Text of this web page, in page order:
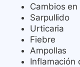
Cambios en
Sarpullido
Urticaria
Fiebre
Ampollas
Inflamación